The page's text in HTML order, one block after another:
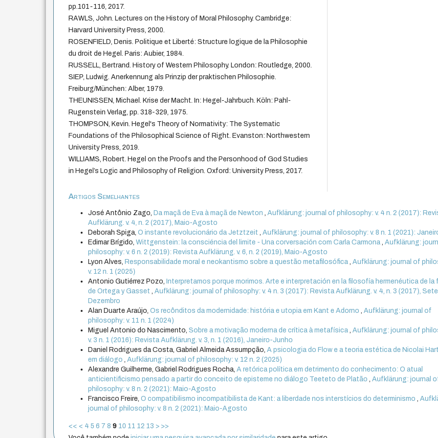
pp.101-116, 2017.
RAWLS, John. Lectures on the History of Moral Philosophy. Cambridge:
Harvard University Press, 2000.
ROSENFIELD, Denis. Politique et Liberté: Structure logique de la Philosophie
du droit de Hegel. Paris: Aubier, 1984.
RUSSELL, Bertrand. History of Western Philosophy. London: Routledge, 2000.
SIEP, Ludwig. Anerkennung als Prinzip der praktischen Philosophie.
Freiburg/München: Alber, 1979.
THEUNISSEN, Michael. Krise der Macht. In: Hegel-Jahrbuch. Köln: Pahl-
Rugenstein Verlag, pp. 318-329, 1975.
THOMPSON, Kevin. Hegel's Theory of Normativity: The Systematic
Foundations of the Philosophical Science of Right. Evanston: Northwestern
University Press, 2019.
WILLIAMS, Robert. Hegel on the Proofs and the Personhood of God Studies
in Hegel’s Logic and Philosophy of Religion. Oxford: University Press, 2017.
Artigos Semelhantes
José Antônio Zago, Da maçã de Eva à maçã de Newton,Aufklärung: journal of philosophy: v. 4 n. 2 (2017):
Aufklärung. v. 4, n. 2 (2017), Maio-Agosto
Deborah Spiga,O instante revolucionário da Jetztzeit,Aufklärung: journal of philosophy: v. 8 n. 1 (2021):
Edimar Brígido,Wittgenstein: la consciéncia del limite - Una corversación com Carla Carmona,Aufklärung:
philosophy: v. 6 n. 2 (2019): Revista Aufklärung. v. 6, n. 2 (2019), Maio-Agosto
Lyon Alves, Responsabilidade moral e neokantismo sobre a questão metafilosófica,Aufklärung: journal of
v. 12 n. 1 (2025)
Antonio Gutiérrez Pozo, Interpretamos porque morimos. Arte e interpretación en la filosofía hermenéutica de la
de Ortega y Gasset,Aufklärung: journal of philosophy: v. 4 n. 3 (2017): Revista Aufklärung. v. 4, n. 3 (2017),
Dezembro
Alan Duarte Araújo,Os recônditos da modernidade: história e utopia em Kant e Adorno,Aufklärung: journal of
philosophy: v. 11 n. 1 (2024)
Miguel Antonio do Nascimento,Sobre a motivação moderna de crítica à metafísica,Aufklärung: journal of
v. 3 n. 1 (2016): Revista Aufklärung. v. 3, n. 1 (2016), Janeiro-Junho
Daniel Rodrigues da Costa, Gabriel Almeida Assumpção,A psicologia do Flow e a teoria estética de Nicolai
em diálogo,Aufklärung: journal of philosophy: v. 12 n. 2 (2025)
Alexandre Guilherme, Gabriel Rodrigues Rocha,A retórica política em detrimento do conhecimento: O atual
anticientificismo pensado a partir do conceito de episteme no diálogo Teeteto de Platão,Aufklärung: journal
philosophy: v. 8 n. 2 (2021): Maio-Agosto
Francisco Freire,O compatibilismo incompatibilista de Kant: a liberdade nos interstícios do determinismo,
journal of philosophy: v. 8 n. 2 (2021): Maio-Agosto
<< < 4 5 6 7 8 9 10 11 12 13 > >>